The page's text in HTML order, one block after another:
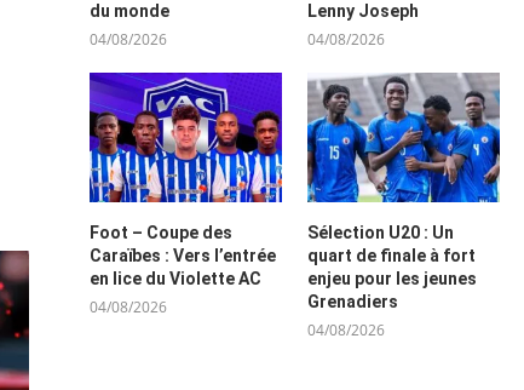
du monde
04/08/2026
Lenny Joseph
04/08/2026
Foot – Coupe des
Caraïbes : Vers l’entrée
en lice du Violette AC
04/08/2026
Sélection U20 : Un
quart de finale à fort
enjeu pour les jeunes
Grenadiers
04/08/2026